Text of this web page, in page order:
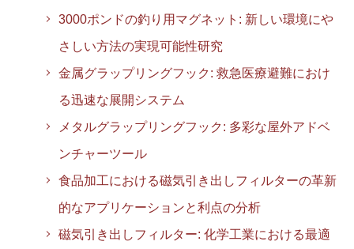
3000ポンドの釣り用マグネット: 新しい環境にや
さしい方法の実現可能性研究
金属グラップリングフック: 救急医療避難におけ
る迅速な展開システム
メタルグラップリングフック: 多彩な屋外アドベ
ンチャーツール
食品加工における磁気引き出しフィルターの革新
的なアプリケーションと利点の分析
磁気引き出しフィルター: 化学工業における最適